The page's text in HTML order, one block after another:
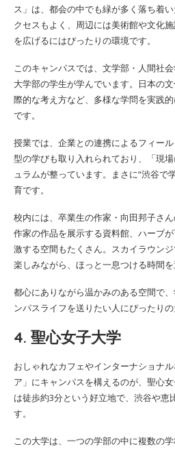
ス」は、都会の中でも緑が多く落ち着
クセスもよく、周辺には美術館や文化
を広げるにはぴったりの環境です。
このキャンパスでは、文学部・人間社
大学部の学生が学んでいます。日本の
際的な考え方など、多様な学問を実践
です。
授業では、企業との連携によるフィー
型の学びも取り入れられており、「現
ュラムが整っています。まさに“渋谷で
育です。
校内には、卒業生の作家・向田邦子さ
作家の作品を展示する資料館、ハーブ
激する空間もたくさん。スカイラウン
楽しみながら、ほっと一息つける時間を
都心にありながら温かみのある空間で
ンパスライフを送りたい人にぴったりの
4. 聖心女子大学
おしゃれなカフェやインターナショナ
ア」にキャンパスを構えるのが、聖心
は徒歩約3分という好立地で、渋谷や恵
す。
この大学は、一つの学部の中に複数の